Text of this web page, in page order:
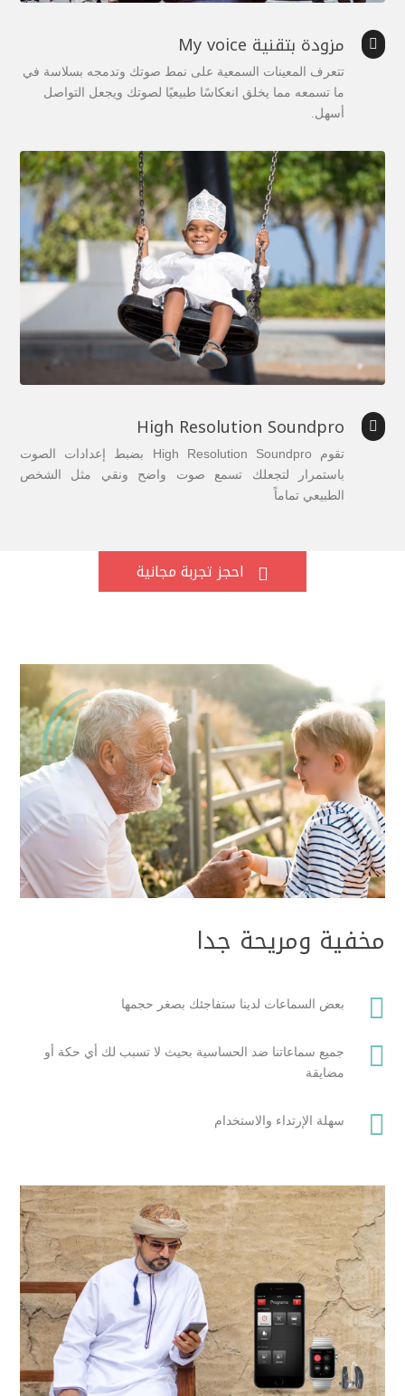
 مزودة بتقنية My voice
تتعرف المعينات السمعية على نمط صوتك وتدمجه بسلاسة في
ما تسمعه مما يخلق انعكاسًا طبيعيًا لصوتك ويجعل التواصل
أسهل.

High Resolution Soundpro
تقوم High Resolution Soundpro بضبط إعدادات الصوت
باستمرار لتجعلك تسمع صوت واضح ونقي مثل الشخص
الطبيعي تماماً
 احجز تجربة مجانية
مخفية ومريحة جدا
 بعض السماعات لدينا ستفاجئك بصغر حجمها

جميع سماعاتنا ضد الحساسية بحيث لا تسبب لك أي حكة أو
مضايقة
 سهلة الإرتداء والاستخدام